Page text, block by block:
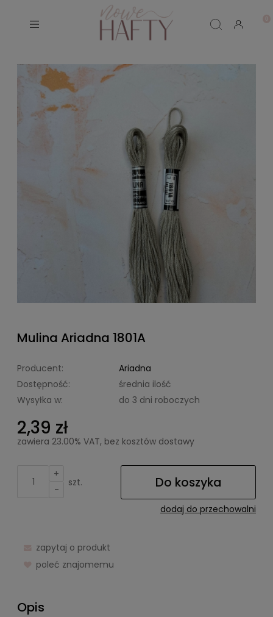
Mulina Ariadna 1801A
Producent:
Ariadna
Dostępność:
średnia ilość
Wysyłka w:
do 3 dni roboczych
2,39 zł
zawiera 23.00% VAT, bez kosztów dostawy
+
-
szt. Do koszyka
dodaj do przechowalni
zapytaj o produkt
poleć znajomemu
Opis